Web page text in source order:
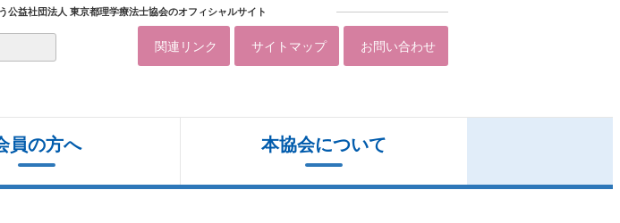
公益社団法人 東京都理学療法士協会のオフィシャルサイト
関連リンク サイトマップ お問い合わせ
員の⽅へ 本協会について